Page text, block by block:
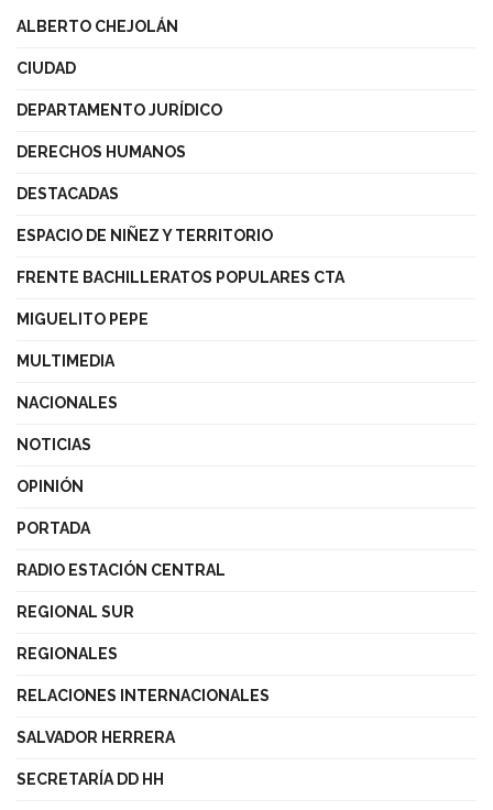
ALBERTO CHEJOLÁN
CIUDAD
DEPARTAMENTO JURÍDICO
DERECHOS HUMANOS
DESTACADAS
ESPACIO DE NIÑEZ Y TERRITORIO
FRENTE BACHILLERATOS POPULARES CTA
MIGUELITO PEPE
MULTIMEDIA
NACIONALES
NOTICIAS
OPINIÓN
PORTADA
RADIO ESTACIÓN CENTRAL
REGIONAL SUR
REGIONALES
RELACIONES INTERNACIONALES
SALVADOR HERRERA
SECRETARÍA DD HH